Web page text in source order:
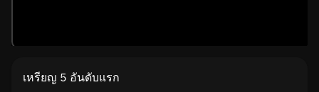
เหรียญ 5 อันดับแรก